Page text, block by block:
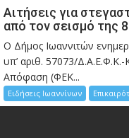
Αιτήσεις για
από τον σεισμό της
Ο Δήμος Ιωαννιτών
υπ’ αριθ. 57073/
Απόφαση (ΦΕΚ...
Ειδήσεις Ιωαννίνων